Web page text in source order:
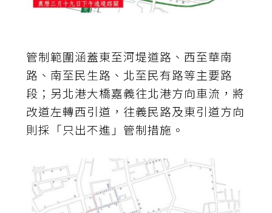
管制範圍涵蓋東至河堤道路、西至華南
路、南至民生路、北至民有路等主要路
段；另北港大橋嘉義往北港方向車流，將
改道左轉西引道，往義民路及東引道方向
則採「只出不進」管制措施。